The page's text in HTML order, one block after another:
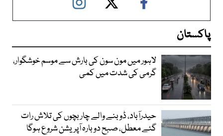
پاکستان
لاہور میں مون سون کی بارش سے موسم خوشگوار،
گرمی کی شدت میں کمی
حیدرآباد، ڈوبنے والے چار بچوں کی تلاش رات
گئے معطل، صبح دوبارہ آپریشن شروع ہوگا